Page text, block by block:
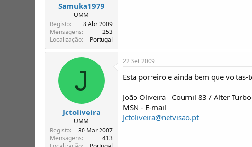
Samuka1979
UMM
Registo
8 Abr 2009
Mensagens
253
Localização
Portugal
J
Jctoliveira
UMM
Registo
30 Mar 2007
Mensagens
413
22 Set 2009
Esta porreiro e ainda bem que voltas-
João Oliveira - Cournil 83 / Alter Turbo
MSN - E-mail
Jctoliveira@netvisao.pt